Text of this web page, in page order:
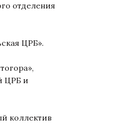
отделения
ЦРБ».
ЦРБ и
коллектив